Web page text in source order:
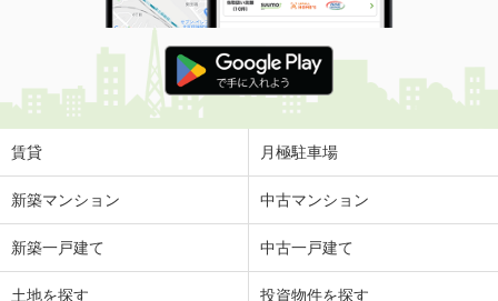
賃貸 月極駐車場
新築マンション 中古マンション
新築一戸建て 中古一戸建て
土地を探す 投資物件を探す